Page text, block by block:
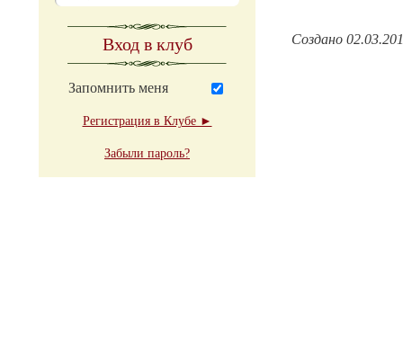
Вход в клуб
Запомнить меня
Регистрация в Клубе ►
Забыли пароль?
Создано